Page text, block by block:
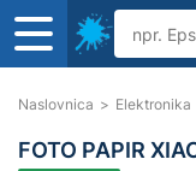
Naslovnica > Elektronika
FOTO PAPIR